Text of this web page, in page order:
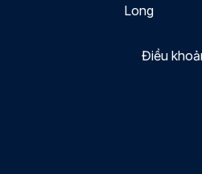
Long
Điều